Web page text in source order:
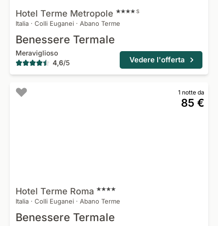
Hotel Terme Metropole S
Italia · Colli Euganei · Abano Terme
Benessere Termale
Meraviglioso
4,6/5 Vedere l'offerta
1 notte da
85 €
Hotel Terme Roma
Italia · Colli Euganei · Abano Terme
Benessere Termale